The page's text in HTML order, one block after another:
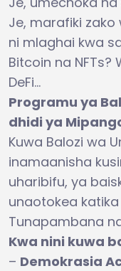
Je, marafiki
ni mlaghai kwa
Bitcoin na
DeFi…
Programu ya
dhidi ya
Kuwa Balozi wa
inamaanisha
uharibifu, ya
unaotokea
Tunapambana
Kwa nini kuwa
– Demokrasia